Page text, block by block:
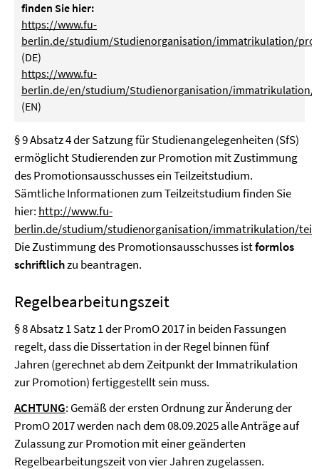
finden Sie hier:
https://www.fu-
berlin.de/studium/Studienorganisation/immatrikulation/
(DE)
https://www.fu-
berlin.de/en/studium/Studienorganisation/
(EN)
§ 9 Absatz 4 der Satzung für Studienangelegenheiten (SfS)
ermöglicht Studierenden zur Promotion mit Zustimmung
des Promotionsausschusses ein Teilzeitstudium.
Sämtliche Informationen zum Teilzeitstudium finden Sie
hier: http://www.fu-
berlin.de/studium/studienorganisation/immatrikulation/
Die Zustimmung des Promotionsausschusses istformlos
schriftlichzu beantragen.
Regelbearbeitungszeit
§ 8 Absatz 1 Satz 1 der PromO 2017 in beiden Fassungen
regelt, dass die Dissertation in der Regel binnen fünf
Jahren (gerechnet ab dem Zeitpunkt der Immatrikulation
zur Promotion) fertiggestellt sein muss.
ACHTUNG: Gemäß der ersten Ordnung zur Änderung der
PromO 2017 werden nach dem 08.09.2025 alle Anträge auf
Zulassung zur Promotion mit einer geänderten
Regelbearbeitungszeit von vier Jahren zugelassen.